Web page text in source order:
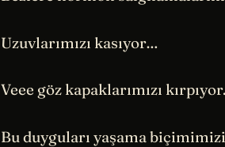
Uzuvlarımızı kasıyor…
Veee göz kapaklarımızı kırpıyor.
Bu duyguları yaşama